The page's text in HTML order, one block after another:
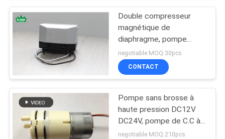
Double compresseur
magnétique de
diaphragme, pompe
pneumatique de débit
unitaire d'air du lit d'air
15L/m
negotiable MOQ:30pcs
CONTACT
Pompe sans brosse à
haute pression DC12V
DC24V, pompe de C.C à
diaphragme micro
negotiable MOQ:210pcs